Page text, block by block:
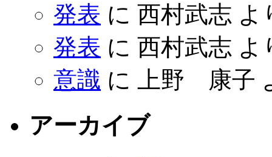
発表 に 西村武志 よ
発表 に 西村武志 よ
意識 に 上野 康子
アーカイブ